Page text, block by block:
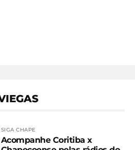
SIGA CHAPE
Acompanhe Coritiba x